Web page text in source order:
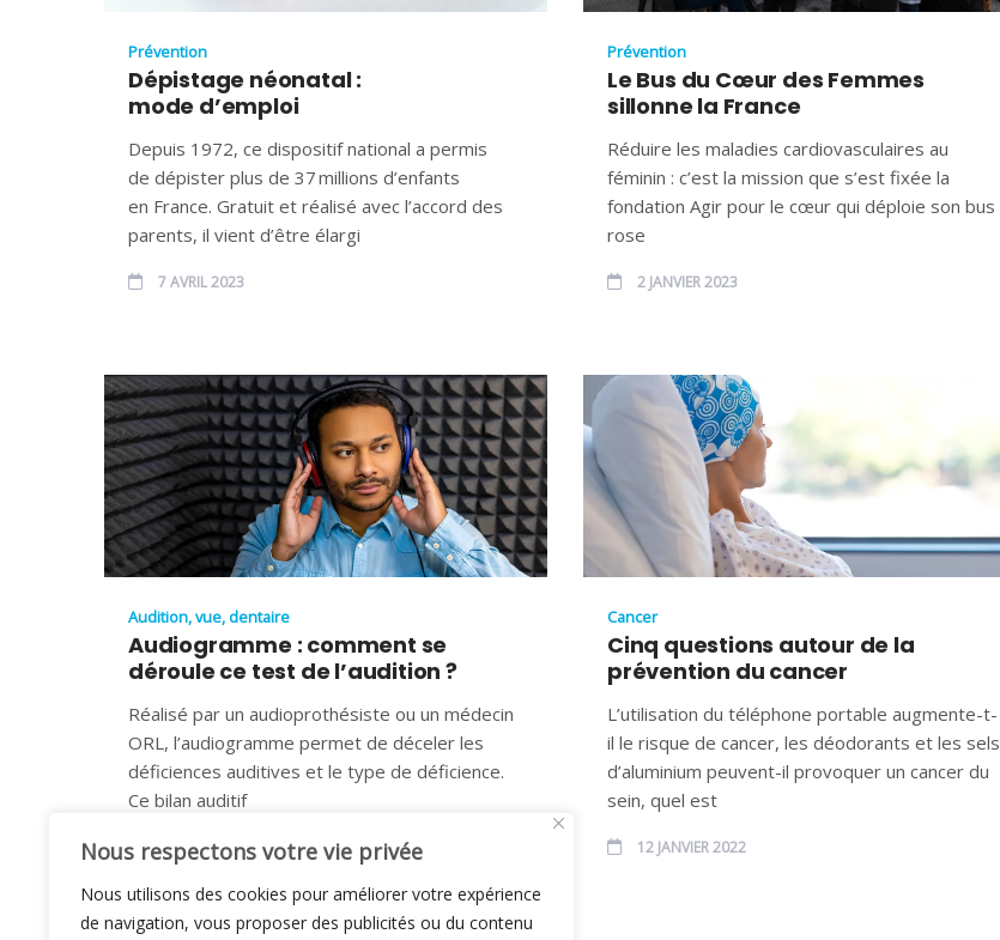
Nous respectons votre vie privée
Nous utilisons des cookies pour améliorer votre expérience
de navigation, vous proposer des publicités ou du contenu
Prévention
Dépistage néonatal :
mode d’emploi
Depuis 1972, ce dispositif national a permis
de dépister plus de 37 millions d’enfants
en France. Gratuit et réalisé avec l’accord des
parents, il vient d’être élargi
7 AVRIL 2023
Prévention
Le Bus du Cœur des Femmes
sillonne la France
Réduire les maladies cardiovasculaires au
féminin : c’est la mission que s’est fixée la
fondation Agir pour le cœur qui déploie son bus
rose
2 JANVIER 2023
Audition, vue, dentaire
Audiogramme : comment se
déroule ce test de l’audition ?
Réalisé par un audioprothésiste ou un médecin
ORL, l’audiogramme permet de déceler les
déficiences auditives et le type de déficience.
Ce bilan auditif
23 JUILLET 2022
Cancer
Cinq questions autour de la
prévention du cancer
L’utilisation du téléphone portable augmente-t-
il le risque de cancer, les déodorants et les sels
d’aluminium peuvent-il provoquer un cancer du
sein, quel est
12 JANVIER 2022